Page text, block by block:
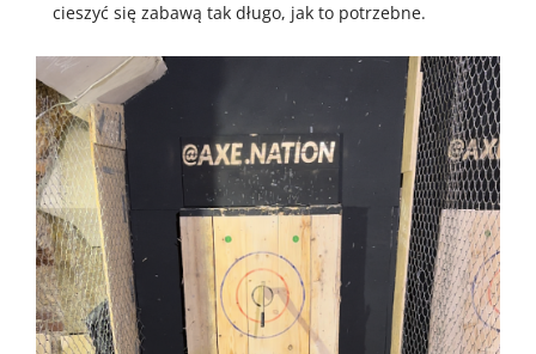
cieszyć się zabawą tak długo, jak to potrzebne.